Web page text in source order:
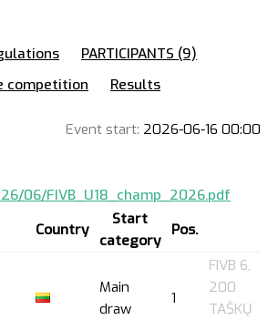
PARTICIPANTS (9)
competition
Results
Event start: 2026-06-16 00:00
06/FIVB_U18_champ_2026.pdf
Country
Start
category
Pos.
Main
draw
1
FIVB 6,
200
TAŠKŲ